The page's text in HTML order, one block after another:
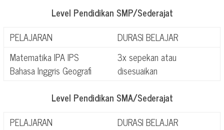
Level Pendidikan SMP/Sederajat
PELAJARAN
DURASI BELAJAR
Matematika IPA IPS
Bahasa Inggris Geografi
3x sepekan atau
disesuaikan
Level Pendidikan SMA/Sederajat
PELAJARAN
DURASI BELAJAR